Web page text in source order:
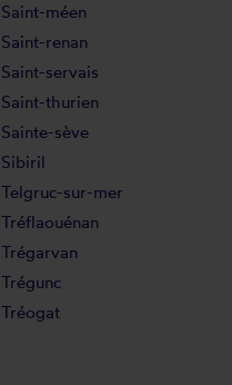
Saint-méen
Saint-renan
Saint-servais
Saint-thurien
Sainte-sève
Sibiril
Telgruc-sur-mer
Tréflaouénan
Trégarvan
Trégunc
Tréogat